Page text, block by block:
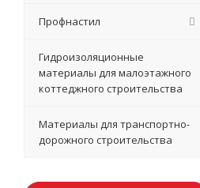
Профнастил
Гидроизоляционные
материалы для малоэтажного
коттеджного строительства
Материалы для транспортно-
дорожного строительства